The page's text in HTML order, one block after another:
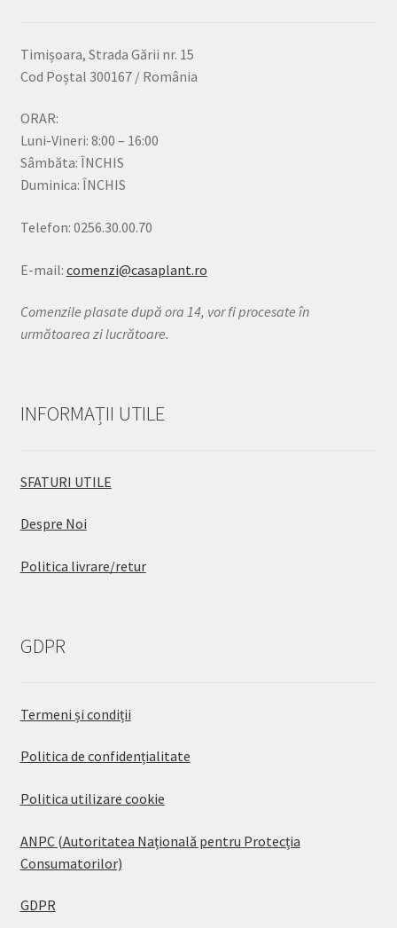
Timișoara, Strada Gării nr. 15
Cod Poștal 300167 / România
ORAR:
Luni-Vineri: 8:00 – 16:00
Sâmbăta: ÎNCHIS
Duminica: ÎNCHIS
Telefon: 0256.30.00.70
E-mail: comenzi@casaplant.ro
Comenzile plasate după ora 14, vor fi procesate în
următoarea zi lucrătoare.
INFORMAȚII UTILE
SFATURI UTILE
Despre Noi
Politica livrare/retur
GDPR
Termeni și condiții
Politica de confidențialitate
Politica utilizare cookie
ANPC (Autoritatea Națională pentru Protecția
Consumatorilor)
GDPR